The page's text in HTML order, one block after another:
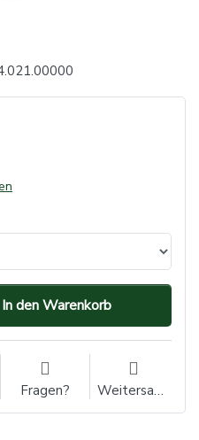
In den Warenkorb
Fragen? Weitersagen